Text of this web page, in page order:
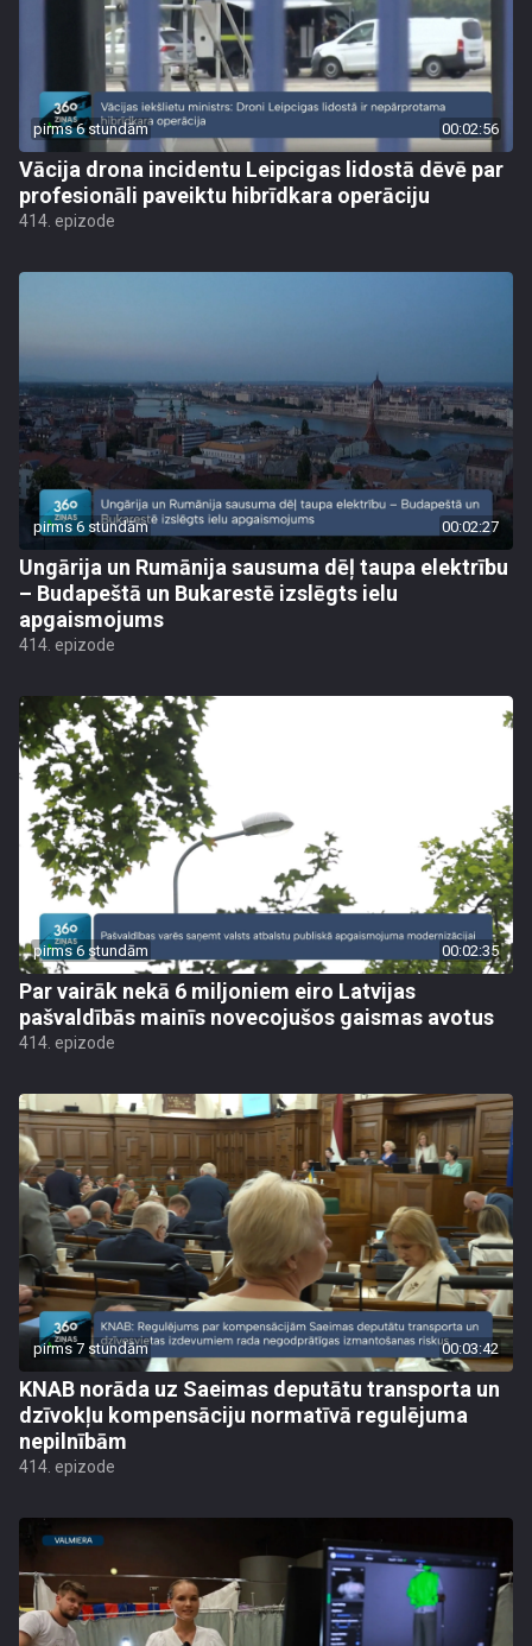
pirms 6 stundām 00:02:56
Vācija drona incidentu Leipcigas lidostā dēvē par
profesionāli paveiktu hibrīdkara operāciju
414. epizode
pirms 6 stundām 00:02:27
Ungārija un Rumānija sausuma dēļ taupa elektrību
– Budapeštā un Bukarestē izslēgts ielu
apgaismojums
414. epizode
pirms 6 stundām 00:02:35
Par vairāk nekā 6 miljoniem eiro Latvijas
pašvaldībās mainīs novecojušos gaismas avotus
414. epizode
pirms 7 stundām 00:03:42
KNAB norāda uz Saeimas deputātu transporta un
dzīvokļu kompensāciju normatīvā regulējuma
nepilnībām
414. epizode